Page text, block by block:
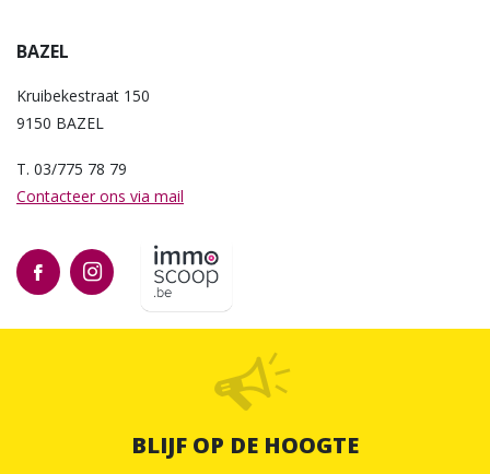
BAZEL
Kruibekestraat 150
9150 BAZEL
T. 03/775 78 79
Contacteer ons via mail
BLIJF OP DE HOOGTE